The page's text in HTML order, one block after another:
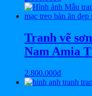
Tranh vẽ
Nam Amia
2.800.000₫